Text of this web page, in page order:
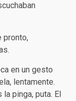
pronto,
en un gesto
lentamente.
pinga, puta. El